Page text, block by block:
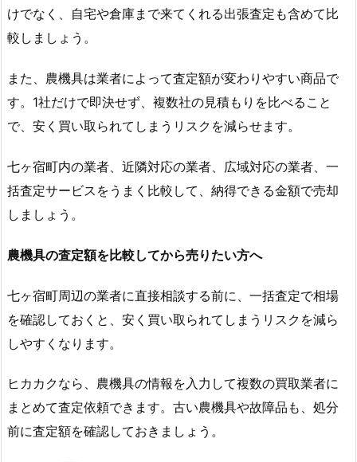
けでなく、自宅や倉庫まで来てくれる出張査定も含めて比
較しましょう。
また、農機具は業者によって査定額が変わりやすい商品で
す。1社だけで即決せず、複数社の見積もりを比べること
で、安く買い取られてしまうリスクを減らせます。
七ヶ宿町内の業者、近隣対応の業者、広域対応の業者、一
括査定サービスをうまく比較して、納得できる金額で売却
しましょう。
農機具の査定額を比較してから売りたい方へ
七ヶ宿町周辺の業者に直接相談する前に、一括査定で相場
を確認しておくと、安く買い取られてしまうリスクを減ら
しやすくなります。
ヒカカクなら、農機具の情報を入力して複数の買取業者に
まとめて査定依頼できます。古い農機具や故障品も、処分
前に査定額を確認しておきましょう。